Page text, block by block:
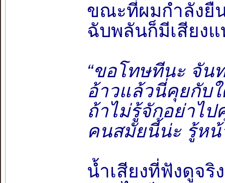
ขณะที่ผมกำลังยื
ฉับพลันก็มีเสียง
“ขอโทษทีนะ จัน
อ้าวแล้วนี่คุยกับ
ถ้าไม่รู้จักอย่าไ
คนสมัยนี้น่ะ รู้หน้
น้ำเสียงที่ฟังดูจริ